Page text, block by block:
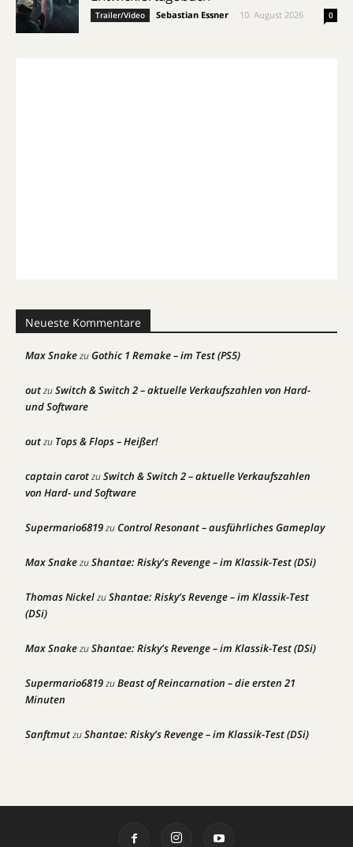
Trailer/Video Sebastian Essner 10. August 2026 0
Neueste Kommentare
Max SnakezuGothic 1 Remake – im Test (PS5)
outzuSwitch & Switch 2 – aktuelle Verkaufszahlen von Hard-
und Software
outzu Tops & Flops – Heißer!
captain carotzuSwitch & Switch 2 – aktuelle Verkaufszahlen
von Hard- und Software
Supermario6819zuControl Resonant – ausführliches Gameplay
Max SnakezuShantae: Risky’s Revenge – im Klassik-Test (DSi)
Thomas NickelzuShantae: Risky’s Revenge – im Klassik-Test
(DSi)
Max SnakezuShantae: Risky’s Revenge – im Klassik-Test (DSi)
Supermario6819zuBeast of Reincarnation – die ersten 21
Minuten
SanftmutzuShantae: Risky’s Revenge – im Klassik-Test (DSi)